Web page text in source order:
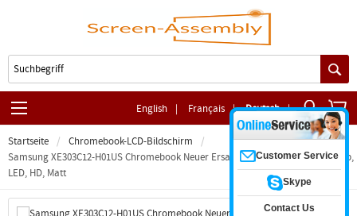
English | Français | Deutsch |
Startseite
Chromebook-LCD-Bildschirm
Samsung XE303C12-H01US Chromebook Neuer Ersatz-LCD-Bildschirm Fr Laptop,
LED, HD, Matt
Customer Service
Skype
Contact Us